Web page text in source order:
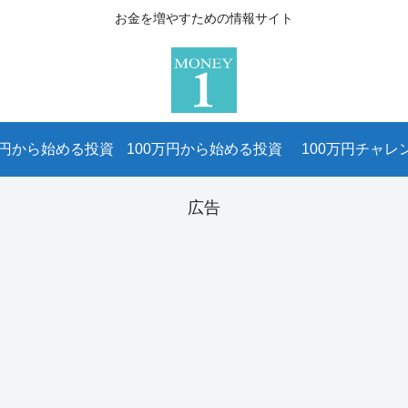
お金を増やすための情報サイト
から始める投資 100万円から始める投資 100万円チャレ
広告